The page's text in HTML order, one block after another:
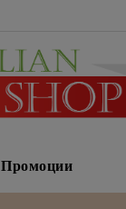
Промоции